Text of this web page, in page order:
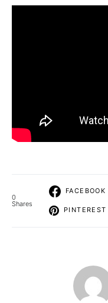
0
Shares
FACEBOOK
PINTEREST